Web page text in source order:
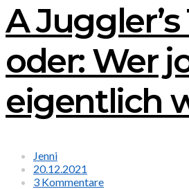
A Juggler’s
oder: Wer
eigentlich
Jenni
20.12.2021
3 Kommentare